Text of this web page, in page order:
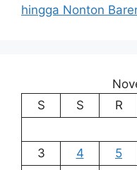
hingga Nonton
S
S R
3
4 5